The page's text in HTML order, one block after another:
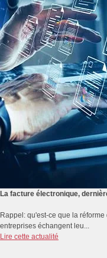
La facture électronique,
Rappel: qu'est-ce que la
entreprises échangent leu...
Lire cette actualité